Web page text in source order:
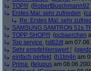
TOP!!! (RobertBuschmann92
Erstes Mal: sehr zufrieden (
Re: Erstes Mal: sehr
SAMSUNG SAMTRON 51s
TOPP SHOP!!! (pcbaerchen
Top service (st82dt am
Sehr empfehlenswert ! (
einfach perfekt (h1tm4n am
Prima (telupus am